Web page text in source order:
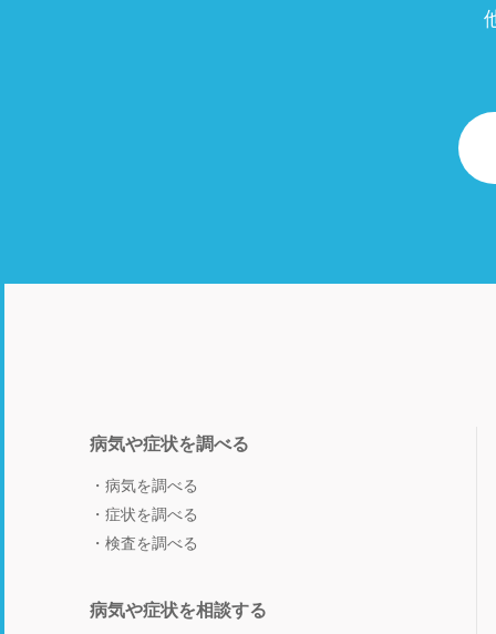
病気や症状を調べる
病気を調べる
症状を調べる
検査を調べる
病気や症状を相談する